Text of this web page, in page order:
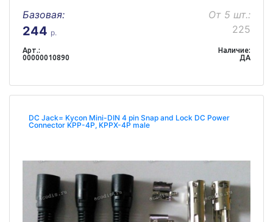
Базовая:
244 р.
От 5 шт.:
225
Арт.:
00000010890
Наличие:
ДА
DC Jack= Kycon Mini-DIN 4 pin Snap and Lock DC Power
Connector KPP-4P, KPPX-4P male